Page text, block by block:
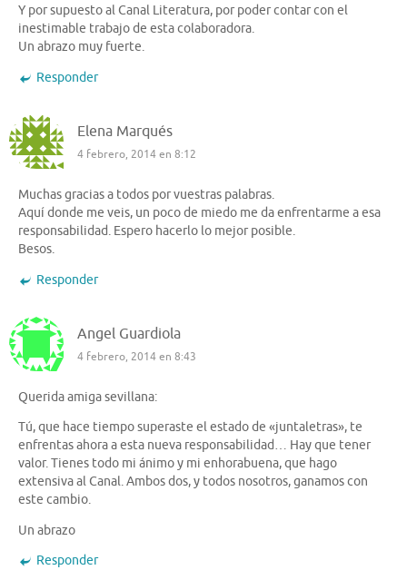
Y por supuesto al Canal Literatura, por poder contar con el
inestimable trabajo de esta colaboradora.
Un abrazo muy fuerte.
Responder
Elena Marqués
4 febrero, 2014 en 8:12
Muchas gracias a todos por vuestras palabras.
Aquí donde me veis, un poco de miedo me da enfrentarme a esa
responsabilidad. Espero hacerlo lo mejor posible.
Besos.
Responder
Angel Guardiola
4 febrero, 2014 en 8:43
Querida amiga sevillana:
Tú, que hace tiempo superaste el estado de «juntaletras», te
enfrentas ahora a esta nueva responsabilidad… Hay que tener
valor. Tienes todo mi ánimo y mi enhorabuena, que hago
extensiva al Canal. Ambos dos, y todos nosotros, ganamos con
este cambio.
Un abrazo
Responder